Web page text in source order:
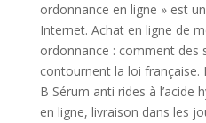
ordonnance en ligne » est
Internet. Achat en ligne de
ordonnance : comment des
contournent la loi française.
B Sérum anti rides à l’acide
en ligne, livraison dans les